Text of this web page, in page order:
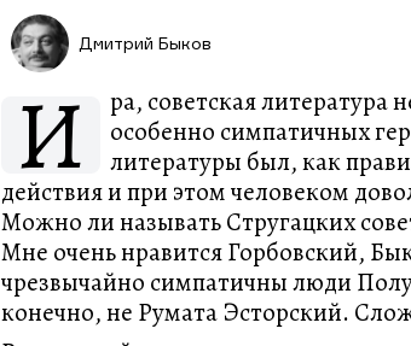
Дмитрий Быков
И
ра, советская литература
особенно симпатичных
литературы был, как
действия и при этом человеком
Можно ли называть Стругацких
Мне очень нравится Горбовский,
чрезвычайно симпатичны люди
конечно, не Румата Эсторский.